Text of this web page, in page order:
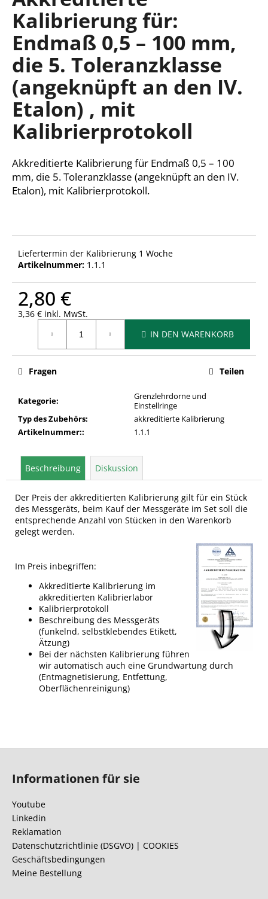
0,0
von
5
Sternen.
Kalibrierung für:
Endmaß 0,5 – 100 mm,
die 5. Toleranzklasse
(angeknüpft an den IV.
Etalon) , mit
Kalibrierprotokoll
Akkreditierte Kalibrierung für Endmaß 0,5 – 100
mm, die 5. Toleranzklasse (angeknüpft an den IV.
Etalon), mit Kalibrierprotokoll.
Liefertermin der Kalibrierung 1 Woche
Artikelnummer: 1.1.1
2,80 €
3,36 € inkl. MwSt.
IN DEN WARENKORB
Kategorie:
Grenzlehrdorne und
Einstellringe
Typ des Zubehörs:
akkreditierte Kalibrierung
Artikelnummer:: 1.1.1
Fragen Teilen
Beschreibung Diskussion
Der Preis der akkreditierten Kalibrierung gilt für ein Stück
des Messgeräts, beim Kauf der Messgeräte im Set soll die
entsprechende Anzahl von Stücken in den Warenkorb
gelegt werden.
Im Preis inbegriffen:
Akkreditierte Kalibrierung im
akkreditierten Kalibrierlabor
Kalibrierprotokoll
Beschreibung des Messgeräts
(funkelnd, selbstklebendes Etikett,
Ätzung)
Bei der nächsten Kalibrierung führen
wir automatisch auch eine Grundwartung durch
(Entmagnetisierung, Entfettung,
Oberflächenreinigung)
SUCHEN
W
r
e
p
f
e
Informationen für sie
Youtube
Linkedin
Reklamation
Datenschutzrichtlinie (DSGVO) | COOKIES
Geschäftsbedingungen
Meine Bestellung